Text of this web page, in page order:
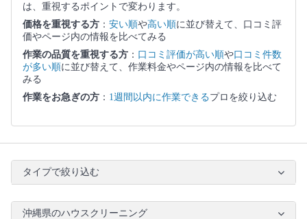
は、重視するポイントで変わります。
価格を重視する方 ： 安い順や高い順に並び替えて、口コミ評
価やページ内の情報を比べてみる
作業の品質を重視する方 ： 口コミ評価が高い順や口コミ件数
が多い順に並び替えて、作業料金やページ内の情報を比べて
みる
作業をお急ぎの方 ： 1週間以内に作業できるプロを絞り込む
タイプで絞り込む
沖縄県のハウスクリーニング